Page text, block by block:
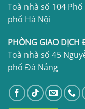
Toà nhà số 104
phố Hà Nội
PHÒNG GIAO DỊCH
Toà nhà số 45
phố Đà Nẵng